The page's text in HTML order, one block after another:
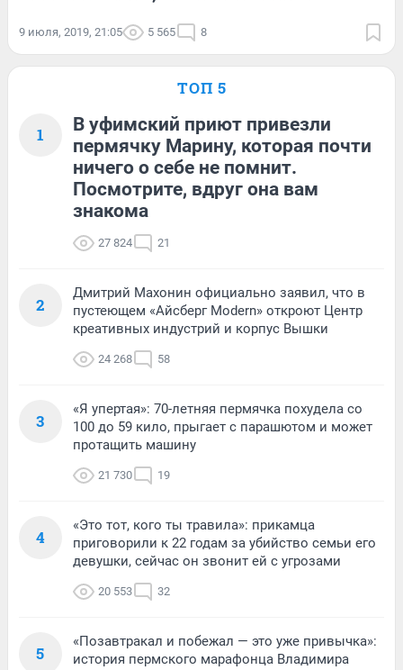
9 июля, 2019, 21:05 5 565 8
ТОП 5
1
В уфимский приют привезли
пермячку Марину, которая почти
ничего о себе не помнит.
Посмотрите, вдруг она вам
знакома
27 824 21
2
Дмитрий Махонин официально заявил, что в
пустеющем «Айсберг Modern» откроют Центр
креативных индустрий и корпус Вышки
24 268 58
3
«Я упертая»: 70-летняя пермячка похудела со
100 до 59 кило, прыгает с парашютом и может
протащить машину
21 730 19
4
«Это тот, кого ты травила»: прикамца
приговорили к 22 годам за убийство семьи его
девушки, сейчас он звонит ей с угрозами
20 553 32
5
«Позавтракал и побежал — это уже привычка»:
история пермского марафонца Владимира